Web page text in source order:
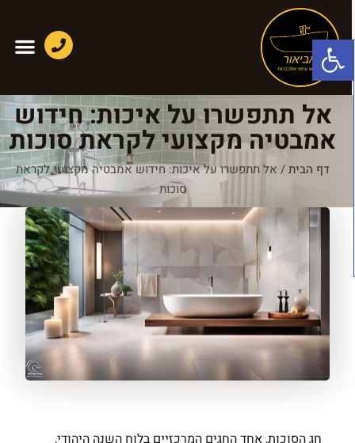
פתח סרגל נגישות
אל תתפשרו על איכות: חידוש
אמבטיה מקצועי לקראת סוכות
דף הבית/ אל תתפשרו על איכות: חידוש אמבטיה מקצועי לקראת
סוכות